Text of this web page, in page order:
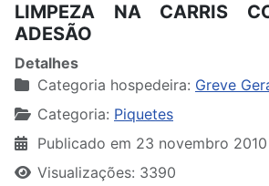
LIMPEZA NA CARRIS
ADESÃO
Detalhes
Categoria hospedeira: Greve
Categoria: Piquetes
Publicado em 23 novembro 2010
Visualizações: 3390